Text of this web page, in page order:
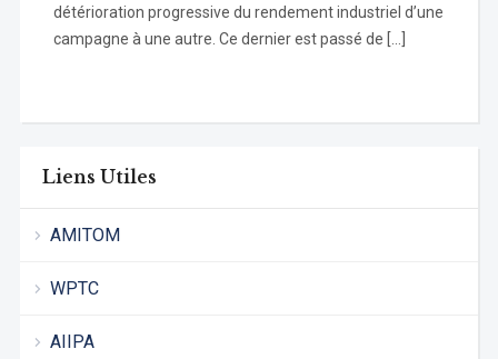
Liens Utiles
AMITOM
WPTC
AIIPA
détérioration progressive du rendement industriel d’une
campagne à une autre. Ce dernier est passé de […]